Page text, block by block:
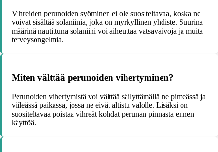
Vihreiden perunoiden syöminen ei ole suositeltavaa, koska ne
voivat sisältää solaniinia, joka on myrkyllinen yhdiste. Suurina
määrinä nautittuna solaniini voi aiheuttaa vatsavaivoja ja muita
terveysongelmia.
Miten välttää perunoiden vihertyminen?
Perunoiden vihertymistä voi välttää säilyttämällä ne pimeässä ja
viileässä paikassa, jossa ne eivät altistu valolle. Lisäksi on
suositeltavaa poistaa vihreät kohdat perunan pinnasta ennen
käyttöä.